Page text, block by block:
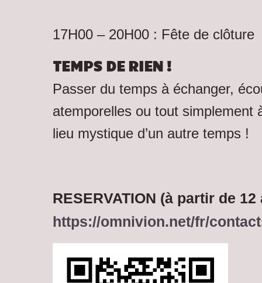
17H00 – 20H00 : Fête de clôture
TEMPS DE RIEN !
Passer du temps à échanger,
atemporelles ou tout simplement
lieu mystique d’un autre temps !
RESERVATION (à partir de 12
https://omnivion.net/fr/